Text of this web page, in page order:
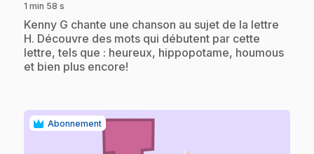
1 min 58 s
.Kenny G chante une chanson au sujet de la lettre
H. Découvre des mots qui débutent par cette
lettre, tels que : heureux, hippopotame, houmous
et bien plus encore!
Abonnement